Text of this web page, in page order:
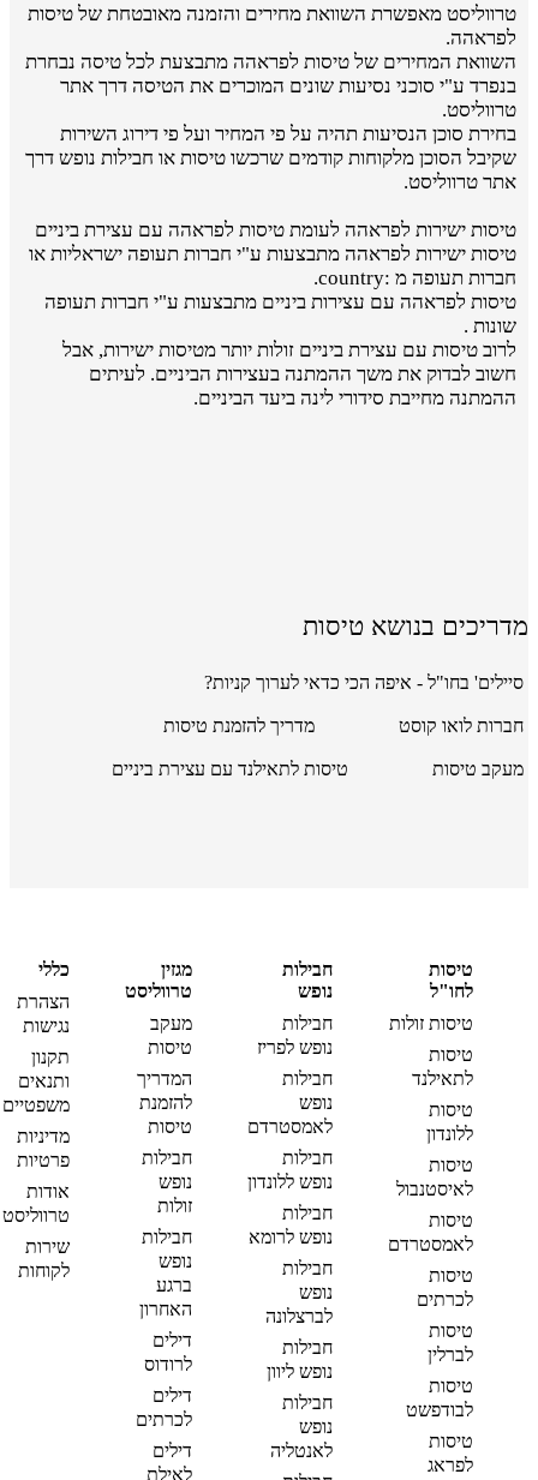
טרווליסט מאפשרת השוואת מחירים והזמנה מאובטחת של טיסות
לפראהה.
השוואת המחירים של טיסות לפראהה מתבצעת לכל טיסה נבחרת
בנפרד ע"י סוכני נסיעות שונים המוכרים את הטיסה דרך אתר
טרווליסט.
בחירת סוכן הנסיעות תהיה על פי המחיר ועל פי דירוג השירות
שקיבל הסוכן מלקוחות קודמים שרכשו טיסות או חבילות נופש דרך
אתר טרווליסט.
טיסות ישירות לפראהה לעומת טיסות לפראהה עם עצירת ביניים
טיסות ישירות לפראהה מתבצעות ע"י חברות תעופה ישראליות או
חברות תעופה מ :country.
טיסות לפראהה עם עצירות ביניים מתבצעות ע"י חברות תעופה
שונות .
לרוב טיסות עם עצירת ביניים זולות יותר מטיסות ישירות, אבל
חשוב לבדוק את משך ההמתנה בעצירות הביניים. לעיתים
ההמתנה מחייבת סידורי לינה ביעד הביניים.
מדריכים בנושא טיסות
סיילים' בחו"ל - איפה הכי כדאי לערוך קניות?
חברות לואו קוסט מדריך להזמנת טיסות
מעקב טיסות טיסות לתאילנד עם עצירת ביניים
טיסות
לחו"ל
טיסות זולות
טיסות
לתאילנד
טיסות
ללונדון
טיסות
לאיסטנבול
טיסות
לאמסטרדם
טיסות
לכרתים
טיסות
לברלין
טיסות
לבודפשט
טיסות
לפראג
חבילות
נופש
חבילות
נופש לפריז
חבילות
נופש
לאמסטרדם
חבילות
נופש ללונדון
חבילות
נופש לרומא
חבילות
נופש
לברצלונה
חבילות
נופש ליוון
חבילות
נופש
לאנטליה
מגזין
טרווליסט
מעקב
טיסות
המדריך
להזמנת
טיסות
חבילות
נופש
זולות
חבילות
נופש
ברגע
האחרון
דילים
לרודוס
דילים
לכרתים
דילים
לאילת
כללי
הצהרת
נגישות
תקנון
ותנאים
משפטיים
מדיניות
פרטיות
אודות
טרווליסט
שירות
לקוחות